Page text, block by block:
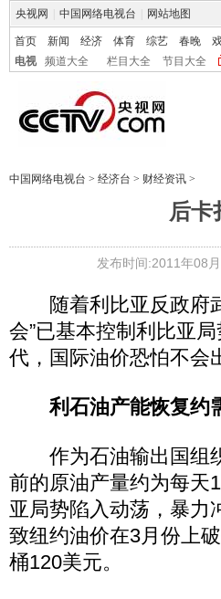
央视网 中国网络电视台 网站地图
首页 新闻 经济 体育 综艺 春晚
电视
频道大全 栏目大全 节目大全
中国网络电视台 > 经济台 > 财经资讯 >
后卡
发布时间:2011年08
随着利比亚反政府武
会”已基本控制利比亚
代，国际油价恐怕不会
利石油产能恢复约
作为石油输出国组织
前的原油产量约为每天
亚局势陷入动荡，暴力
致纽约油价在3月份上
桶120美元。